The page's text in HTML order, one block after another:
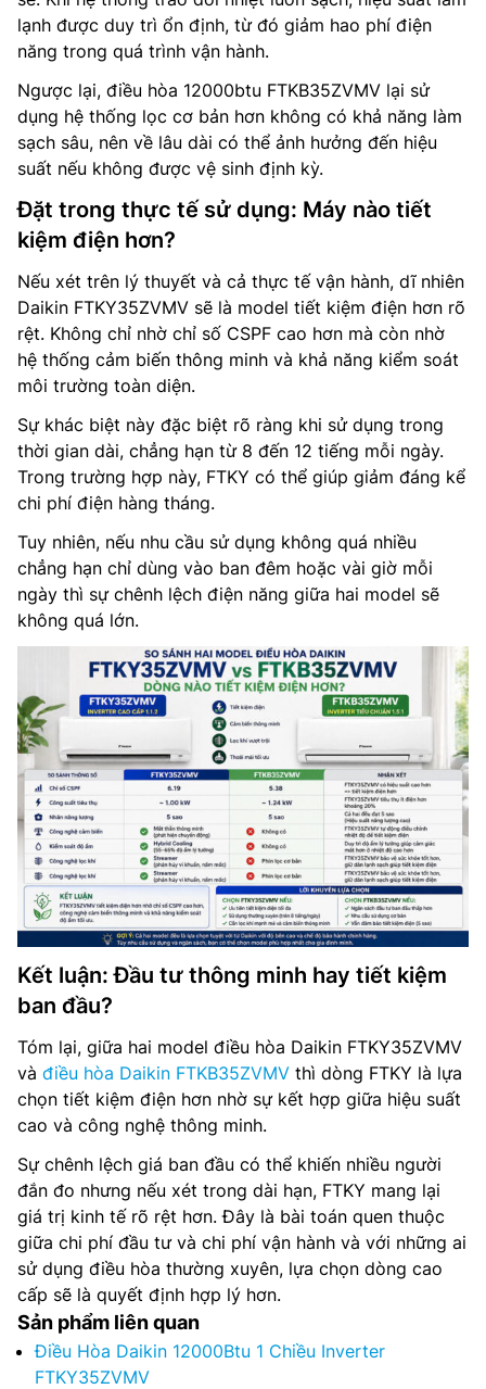
lạnh được duy trì ổn định, từ đó giảm hao phí điện
năng trong quá trình vận hành.
Ngược lại, điều hòa 12000btu FTKB35ZVMV lại sử
dụng hệ thống lọc cơ bản hơn không có khả năng làm
sạch sâu, nên về lâu dài có thể ảnh hưởng đến hiệu
suất nếu không được vệ sinh định kỳ.
Đặt trong thực tế sử dụng: Máy nào tiết
kiệm điện hơn?
Nếu xét trên lý thuyết và cả thực tế vận hành, dĩ nhiên
Daikin FTKY35ZVMV sẽ là model tiết kiệm điện hơn rõ
rệt. Không chỉ nhờ chỉ số CSPF cao hơn mà còn nhờ
hệ thống cảm biến thông minh và khả năng kiểm soát
môi trường toàn diện.
Sự khác biệt này đặc biệt rõ ràng khi sử dụng trong
thời gian dài, chẳng hạn từ 8 đến 12 tiếng mỗi ngày.
Trong trường hợp này, FTKY có thể giúp giảm đáng kể
chi phí điện hàng tháng.
Tuy nhiên, nếu nhu cầu sử dụng không quá nhiều
chẳng hạn chỉ dùng vào ban đêm hoặc vài giờ mỗi
ngày thì sự chênh lệch điện năng giữa hai model sẽ
không quá lớn.
Kết luận: Đầu tư thông minh hay tiết kiệm
ban đầu?
Tóm lại, giữa hai model điều hòa Daikin FTKY35ZVMV
và điều hòa Daikin FTKB35ZVMV thì dòng FTKY là lựa
chọn tiết kiệm điện hơn nhờ sự kết hợp giữa hiệu suất
cao và công nghệ thông minh.
Sự chênh lệch giá ban đầu có thể khiến nhiều người
đắn đo nhưng nếu xét trong dài hạn, FTKY mang lại
giá trị kinh tế rõ rệt hơn. Đây là bài toán quen thuộc
giữa chi phí đầu tư và chi phí vận hành và với những ai
sử dụng điều hòa thường xuyên, lựa chọn dòng cao
cấp sẽ là quyết định hợp lý hơn.
Sản phẩm liên quan
Điều Hòa Daikin 12000Btu 1 Chiều Inverter
FTKY35ZVMV